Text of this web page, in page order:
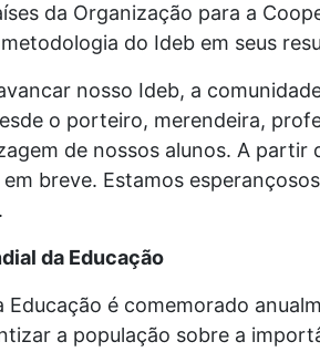
da Organização para a
do Ideb em seus
nosso Ideb, a
o porteiro, merendeira,
de nossos alunos. A
em breve. Estamos
da Educação
Educação é comemorado
a população sobre a